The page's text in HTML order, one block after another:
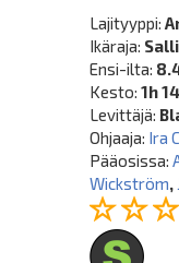
Lajityyppi:
Ikäraja:
Ensi-ilta:
Kesto:1h
Levittäjä:
Ohjaaja: Ira
Pääosissa:
Wickström,